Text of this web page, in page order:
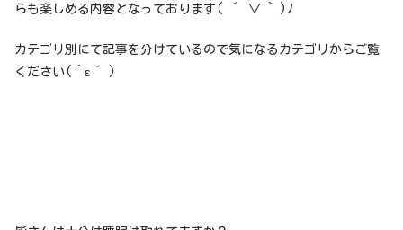
らも楽しめる内容となっております( ´ ▽ ` )ﾉ
カテゴリ別にて記事を分けているので気になるカテゴリからご覧
ください(´ε｀ )